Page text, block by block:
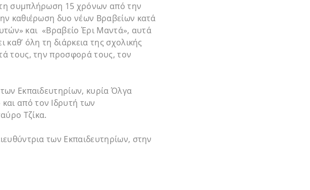
συμπλήρωση 15 χρόνων από την
καθιέρωση δυο νέων Βραβείων κατά
και «Βραβείο Έρι Μαντά», αυτά
όλη τη διάρκεια της σχολικής
τους, την προσφορά τους, τον
Εκπαιδευτηρίων, κυρία Όλγα
από τον Ιδρυτή των
Τζίκα.
των Εκπαιδευτηρίων, στην